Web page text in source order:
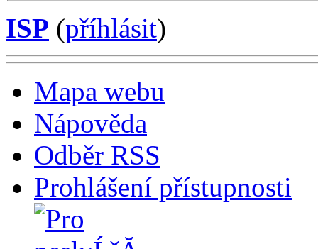
ISP (příhlásit)
Mapa webu
Nápověda
Odběr RSS
Prohlášení přístupnosti